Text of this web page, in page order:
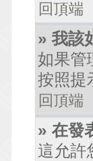
回頂端
» 我該
如果管
按照提
回頂端
» 在發
這允許